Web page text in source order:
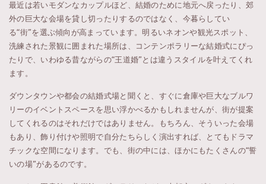
最近は若いモダンなカップルほど、結婚のために地元へ戻ったり、郊
外の巨大な会場を貸し切ったりするのではなく、今暮らしてい
る“街”を選ぶ傾向が高まっています。明るいネオンや観光スポット、
洗練された景観に囲まれた場所は、コンテンポラリーな結婚式にぴっ
たりで、いわゆる昔ながらの“王道婚”とは違うスタイルを叶えてくれ
ます。
ダウンタウンや都会の結婚式場と聞くと、すぐに倉庫や巨大なブルワ
リーのイベントスペースを思い浮かべるかもしれませんが、街が提案
してくれるのはそれだけではありません。もちろん、そういった会場
もあり、飾り付けや照明で自分たちらしく演出すれば、とてもドラマ
チックな空間になります。でも、街の中には、ほかにもたくさんの“誓
いの場”があるのです。